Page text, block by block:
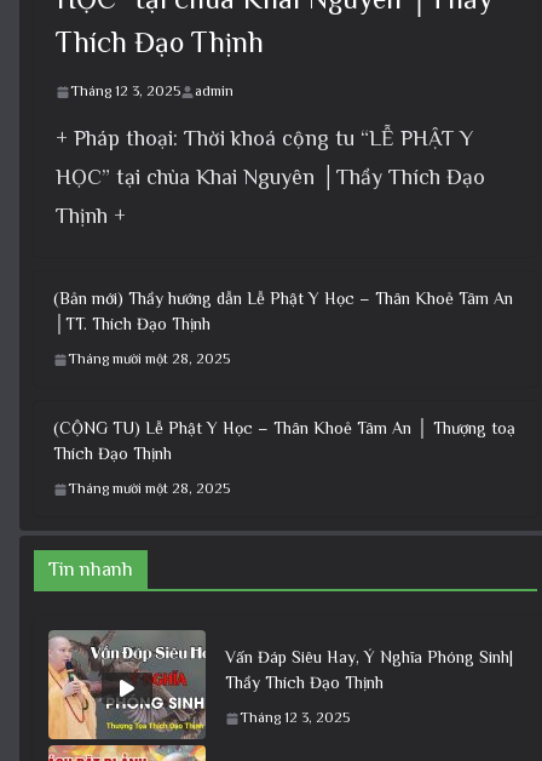
Thích Đạo Thịnh
Tháng 12 3, 2025 admin
+ Pháp thoại: Thời khoá cộng tu “LỄ PHẬT Y
HỌC” tại chùa Khai Nguyên │Thầy Thích Đạo
Thịnh +
(Bản mới) Thầy hướng dẫn Lễ Phật Y Học – Thân Khoẻ Tâm An
│TT. Thích Đạo Thịnh
Tháng mười một 28, 2025
(CỘNG TU) Lễ Phật Y Học – Thân Khoẻ Tâm An │ Thượng toạ
Thích Đạo Thịnh
Tháng mười một 28, 2025
Tin nhanh
Vấn Đáp Siêu Hay, Ý Nghĩa Phóng Sinh|
Thầy Thích Đạo Thịnh
Tháng 12 3, 2025